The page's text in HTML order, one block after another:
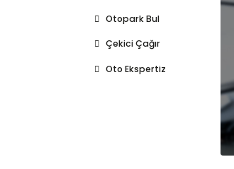
Otopark Bul
Çekici Çağır
Oto Ekspertiz